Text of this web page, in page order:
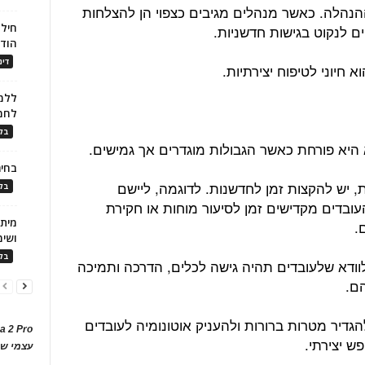
כאשר מנהלים מגיבים כצפוי הן להצלחות
לנקוט בגישות חדשניות.
חיוני לטיפוח יצירתיות.
היא פורחת כאשר הגבולות מוגדרים אך גמישים.
להקצות זמן לחדשנות. לדוגמה, ליישם
מקדישים זמן לסיעור מוחות או חקירת
שלעובדים תהיה גישה לכלים, הדרכה ותמיכה
מטרות ברורות ולהעניק אוטונומיה לעובדים
יצירתי.
2 Pro
עצמי